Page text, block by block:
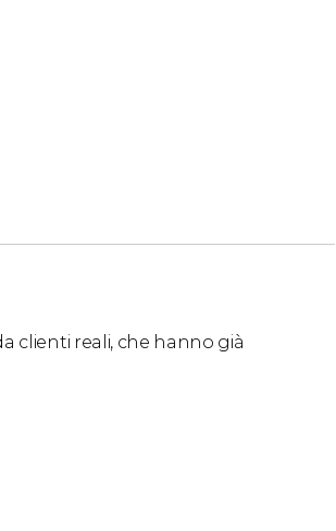
clienti reali, che hanno già